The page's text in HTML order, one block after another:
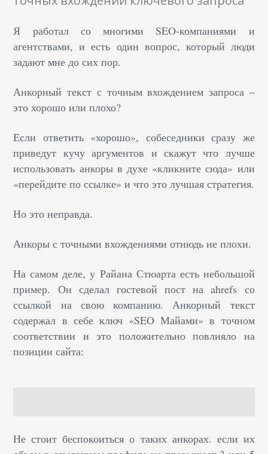
Я работал со многими SEO-компаниями и
агентствами, и есть один вопрос, который люди
задают мне до сих пор.
Анкорный текст с точным вхождением запроса –
это хорошо или плохо?
Если ответить «хорошо», собеседники сразу же
приведут кучу аргументов и скажут что лучше
использовать анкоры в духе «кликните сюда» или
«перейдите по ссылке» и что это лучшая стратегия.
Но это неправда.
Анкоры с точными вхождениями отнюдь не плохи.
На самом деле, у Райана Стюарта есть небольшой
пример. Он сделал гостевой пост на ahrefs со
ссылкой на свою компанию. Анкорный текст
содержал в себе ключ «SEO Майами» в точном
соответствии и это положительно повлияло на
позиции сайта:
Не стоит беспокоиться о таких анкорах. если их